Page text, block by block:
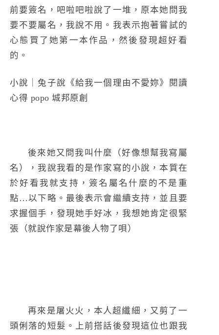
前要簽名，吧啦吧啦說了一堆，原本她問我
要不要屬名，我說不用。我表示抱著嘗試的
心態買了她第一本作品，然後發現超好看
的。
小說｜兔子說《給我一個理由不愛妳》閱讀
心得 popo 城邦原創
後來她又問我叫什麼（好像想幫我寫屬
名），我說我看的是作家寫的小說，本質在
於好看我就支持，簽名屬名什麼的不是重
點…以下略。最後表示會繼續支持，並且要
求握個手，發現她手好冰，我想她肯定很緊
張（就說作家是幕後人物了唄）
再來是屠火火，本人超纖細，又剪了一
頭俐落的短髮。上前搭話後發現這位也跟我